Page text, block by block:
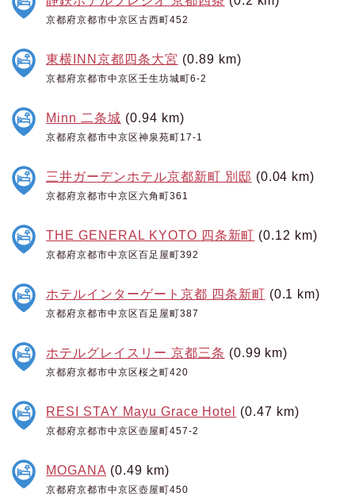
京都府京都市中京区古西町452
東横INN京都四条大宮 (0.89 km)
京都府京都市中京区壬生坊城町6-2
Minn 二条城 (0.94 km)
京都府京都市中京区神泉苑町17-1
三井ガーデンホテル京都新町 別邸 (0.04 km)
京都府京都市中京区六角町361
THE GENERAL KYOTO 四条新町 (0.12 km)
京都府京都市中京区百足屋町392
ホテルインターゲート京都 四条新町 (0.1 km)
京都府京都市中京区百足屋町387
ホテルグレイスリー 京都三条 (0.99 km)
京都府京都市中京区桜之町420
RESI STAY Mayu Grace Hotel (0.47 km)
京都府京都市中京区壺屋町457-2
MOGANA (0.49 km)
京都府京都市中京区壺屋町450